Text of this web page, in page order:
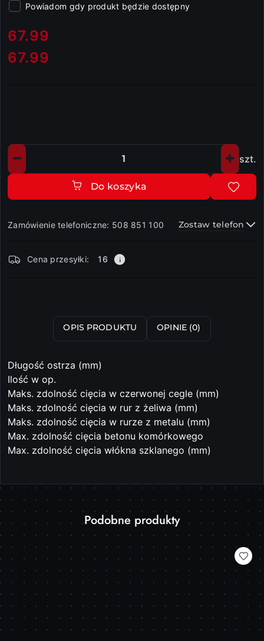
Powiadom gdy produkt będzie dostępny
cena:
67.99
Cena:
67.99
Ilość szt.
Do koszyka
Zamówienie telefoniczne: 508 851 100 Zostaw telefon
i
Cena przesyłki: 16
OPIS PRODUKTU OPINIE (0)
Długość ostrza (mm)
Ilość w op.
Maks. zdolność cięcia w czerwonej cegle (mm)
Maks. zdolność cięcia w rur z żeliwa (mm)
Maks. zdolność cięcia w rurze z metalu (mm)
Max. zdolność cięcia betonu komórkowego
Max. zdolność cięcia włókna szklanego (mm)
Pomiń karuzelę produktów
Produkty
statusie:
Podobne produkty